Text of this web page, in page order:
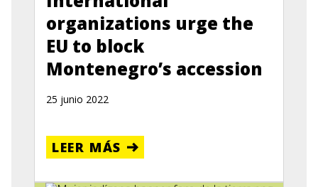
organizations urge the
EU to block
Montenegro’s accession
25 junio 2022
LEER MÁS